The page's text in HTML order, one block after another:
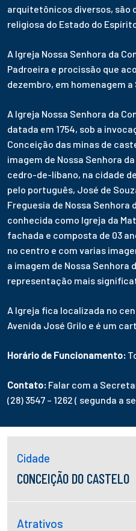
arquitetônicos diversos, são
religiosa do Estado do
A Igreja Nossa Senhora da
Padroeira e procissão que
dezembro, em homenagem a
A Igreja Nossa Senhora da
datada em 1754, sob a
Conceição das minas de
imagem de Nossa Senhora
cedro-de-líbano, na cidade
pelo português, José de
Freguesia de Nossa Senhora
conhecida como Igreja da
fachada e composta de 03
no centro e com varias
a imagem de Nossa Senhora
representação mais
A Igreja fica localizada no
Avenida José Grilo e é um
Horário de Funcionamento:
Contato: Falar com a
(28) 3547 – 1262 ( segunda a
Cidade
CONCEIÇÃO DO CASTELO
Atrativos